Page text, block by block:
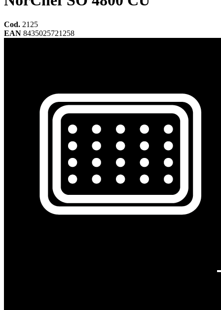
Cod. 2125
EAN 8435025721258